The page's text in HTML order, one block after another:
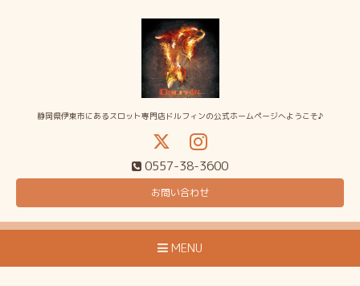
静岡県伊東市にあるスロット専門店ドルフィンの公式ホームページへようこそ♪
0557-38-3600
お問い合わせ
MENU